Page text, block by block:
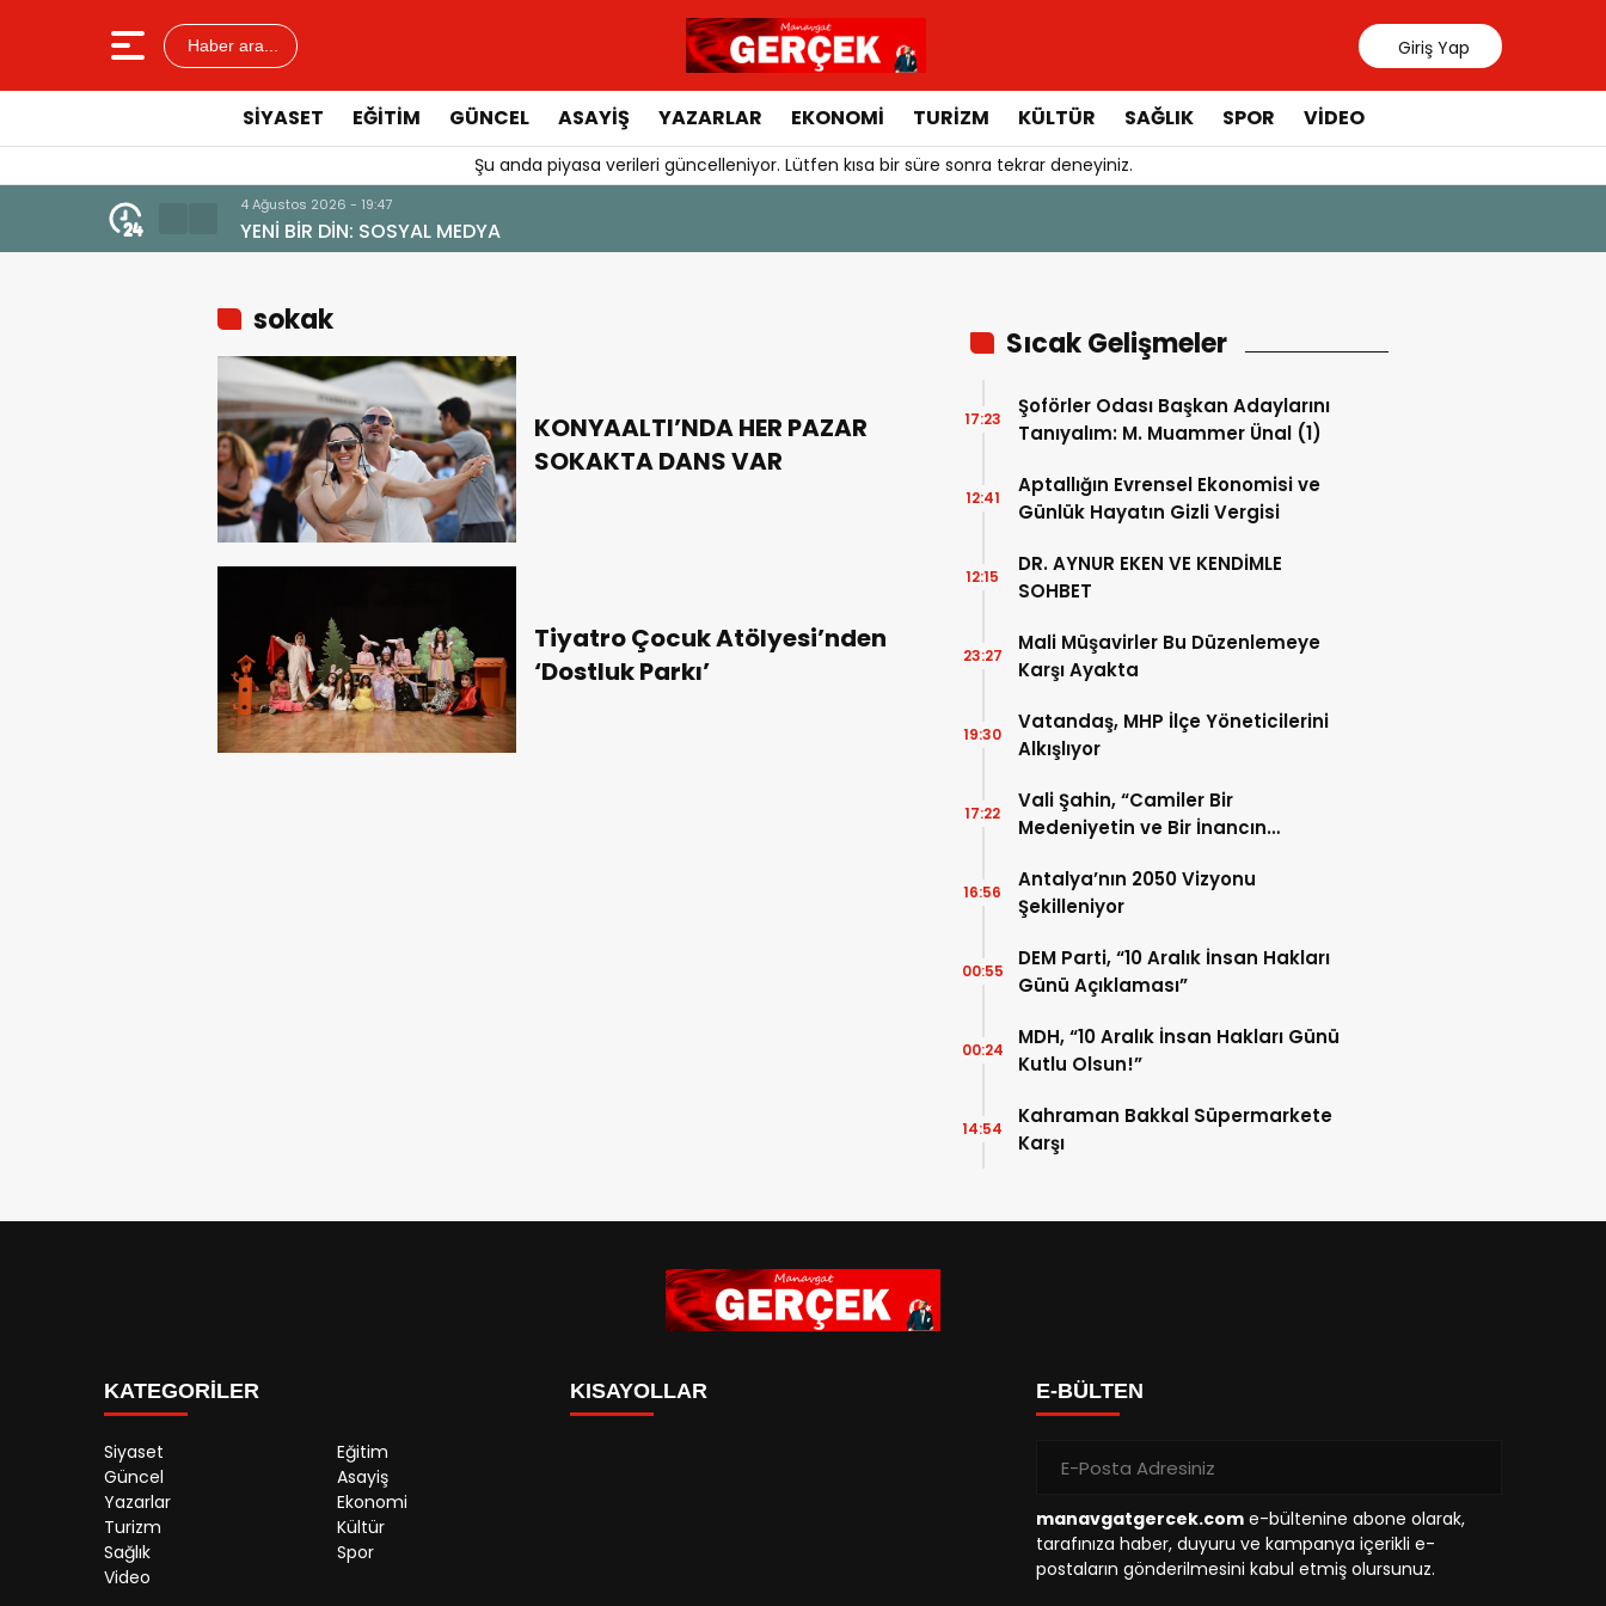
Haber ara... Giriş Yap
SIYASET EĞITIM GÜNCEL ASAYIŞ YAZARLAR EKONOMI TURIZM KÜLTÜR SAĞLIK SPOR VIDEO
Şu anda piyasa verileri güncelleniyor. Lütfen kısa bir süre sonra tekrar deneyiniz.
4 Ağustos 2026 - 19:47
YENİ BİR DİN: SOSYAL MEDYA
sokak
KONYAALTI’NDA HER PAZAR
SOKAKTA DANS VAR
Tiyatro Çocuk Atölyesi’nden
‘Dostluk Parkı’
Sıcak Gelişmeler
Şoförler Odası Başkan Adaylarını
Tanıyalım: M. Muammer Ünal (1)
17:23
Aptallığın Evrensel Ekonomisi ve
Günlük Hayatın Gizli Vergisi
12:41
DR. AYNUR EKEN VE KENDİMLE
SOHBET
12:15
Mali Müşavirler Bu Düzenlemeye
Karşı Ayakta
23:27
Vatandaş, MHP İlçe Yöneticilerini
Alkışlıyor
19:30
Vali Şahin, “Camiler Bir
Medeniyetin ve Bir İnancın
17:22
Antalya’nın 2050 Vizyonu
Şekilleniyor
16:56
DEM Parti, “10 Aralık İnsan Hakları
Günü Açıklaması”
00:55
MDH, “10 Aralık İnsan Hakları Günü
Kutlu Olsun!”
00:24
Kahraman Bakkal Süpermarkete
Karşı
14:54
KATEGORİLER
Siyaset
Eğitim
Güncel
Asayiş
Yazarlar
Ekonomi
Turizm
Kültür
Sağlık
Spor
Video
KISAYOLLAR E-BÜLTEN
manavgatgercek.com e-bültenine abone olarak,
tarafınıza haber, duyuru ve kampanya içerikli e-
postaların gönderilmesini kabul etmiş olursunuz.